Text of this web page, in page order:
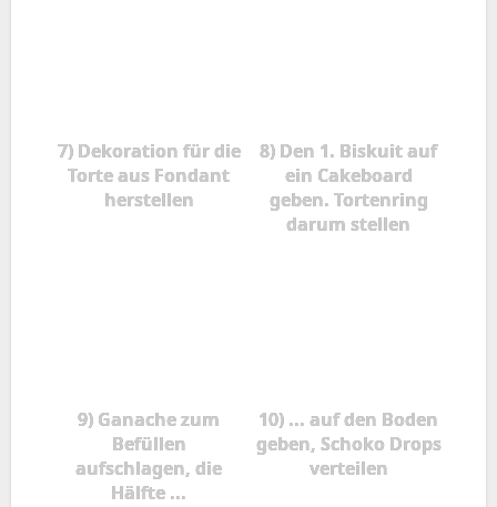
7) Dekoration für die
Torte aus Fondant
herstellen
8) Den 1. Biskuit auf
ein Cakeboard
geben. Tortenring
darum stellen
9) Ganache zum
Befüllen
aufschlagen, die
Hälfte ...
10) ... auf den Boden
geben, Schoko Drops
verteilen